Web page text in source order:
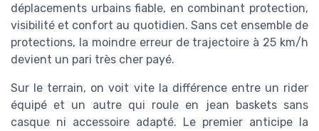
déplacements urbains fiable, en combinant protection,
visibilité et confort au quotidien. Sans cet ensemble de
protections, la moindre erreur de trajectoire à 25 km/h
devient un pari très cher payé.
Sur le terrain, on voit vite la différence entre un rider
équipé et un autre qui roule en jean baskets sans
casque ni accessoire adapté. Le premier anticipe la